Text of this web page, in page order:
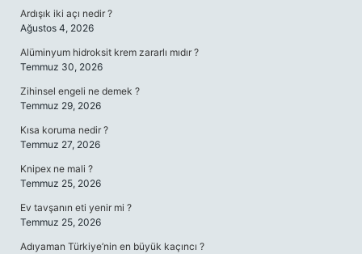
Ardışık iki açı nedir ?
Ağustos 4, 2026
Alüminyum hidroksit krem zararlı mıdır ?
Temmuz 30, 2026
Zihinsel engeli ne demek ?
Temmuz 29, 2026
Kısa koruma nedir ?
Temmuz 27, 2026
Knipex ne mali ?
Temmuz 25, 2026
Ev tavşanın eti yenir mi ?
Temmuz 25, 2026
Adıyaman Türkiye’nin en büyük kaçıncı ?